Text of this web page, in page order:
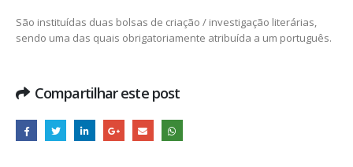
São instituídas duas bolsas de criação / investigação literárias,
sendo uma das quais obrigatoriamente atribuída a um português.
Compartilhar este post